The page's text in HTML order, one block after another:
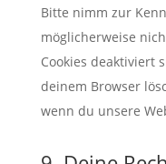
Bitte nimm zur
möglicherweise
Cookies deaktiviert
deinem Browser
wenn du unsere